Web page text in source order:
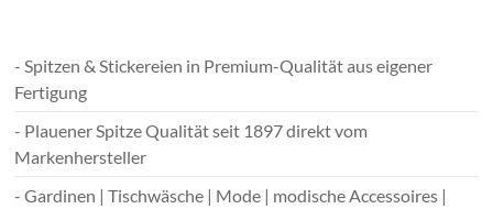
- Spitzen & Stickereien in Premium-Qualität aus eigener
Fertigung
- Plauener Spitze Qualität seit 1897 direkt vom
Markenhersteller
- Gardinen | Tischwäsche | Mode | modische Accessoires |